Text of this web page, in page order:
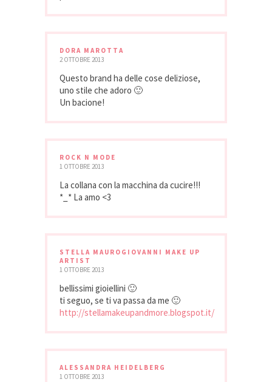
DORA MAROTTA
2 OTTOBRE 2013
Questo brand ha delle cose deliziose,
uno stile che adoro 🙂
Un bacione!
ROCK N MODE
1 OTTOBRE 2013
La collana con la macchina da cucire!!!
*_* La amo <3
STELLA MAUROGIOVANNI MAKE UP
ARTIST
1 OTTOBRE 2013
bellissimi gioiellini 🙂
ti seguo, se ti va passa da me 🙂
http://stellamakeupandmore.blogspot.it/
ALESSANDRA HEIDELBERG
1 OTTOBRE 2013